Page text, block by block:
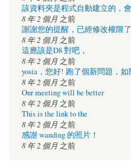
該資料夾是程式自動建立的，
8 年 2 個月 之前
謝謝您的提醒，已經修改權限
8 年 2 個月 之前
這應該是D8 對吧，
8 年 2 個月 之前
yosia，您好! 跑了個新問題，如
8 年 2 個月 之前
Our meeting will be better
8 年 2 個月 之前
This is the link to the
8 年 2 個月 之前
感謝 wanding 的照片！
8 年 2 個月 之前